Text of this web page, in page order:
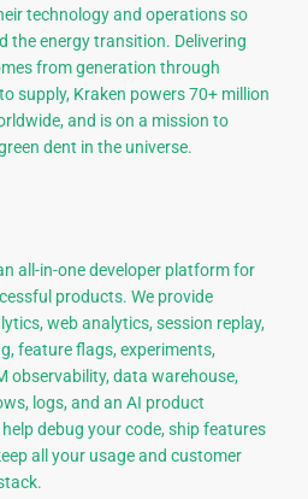
technology and operations so
the energy transition. Delivering
from generation through
supply, Kraken powers 70+ million
and is on a mission to
dent in the universe.
all-in-one developer platform for
products. We provide
web analytics, session replay,
feature flags, experiments,
observability, data warehouse,
logs, and an AI product
debug your code, ship features
all your usage and customer